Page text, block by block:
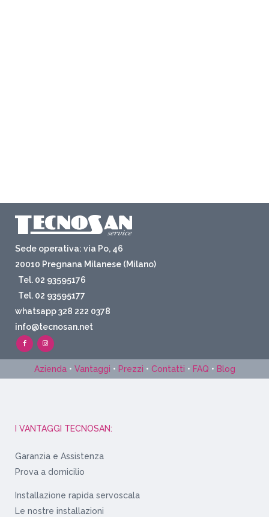
Sede operativa: via Po, 46
20010 Pregnana Milanese (Milano)
Tel. 02 93595176
Tel. 02 93595177
whatsapp 328 222 0378
info@tecnosan.net
Azienda• Vantaggi • Prezzi • Contatti • FAQ • Blog
I VANTAGGI TECNOSAN:
Garanzia e Assistenza
Prova a domicilio
Installazione rapida servoscala
Le nostre installazioni